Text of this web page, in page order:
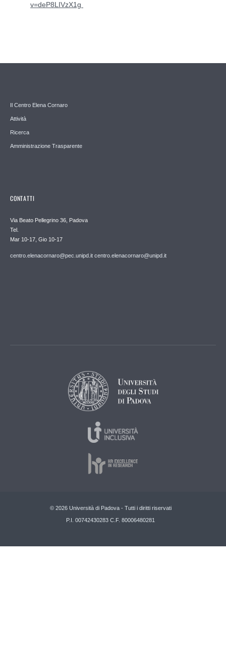
v=deP8LIVzX1g
Il Centro Elena Cornaro
Attività
Ricerca
Amministrazione Trasparente
CONTATTI
Via Beato Pellegrino 36, Padova
Tel.
Mar 10-17, Gio 10-17
centro.elenacornaro@pec.unipd.it centro.elenacornaro@unipd.it
© 2026 Università di Padova - Tutti i diritti riservati
P.I. 00742430283 C.F. 80006480281